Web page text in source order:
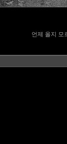
언제 올지 모